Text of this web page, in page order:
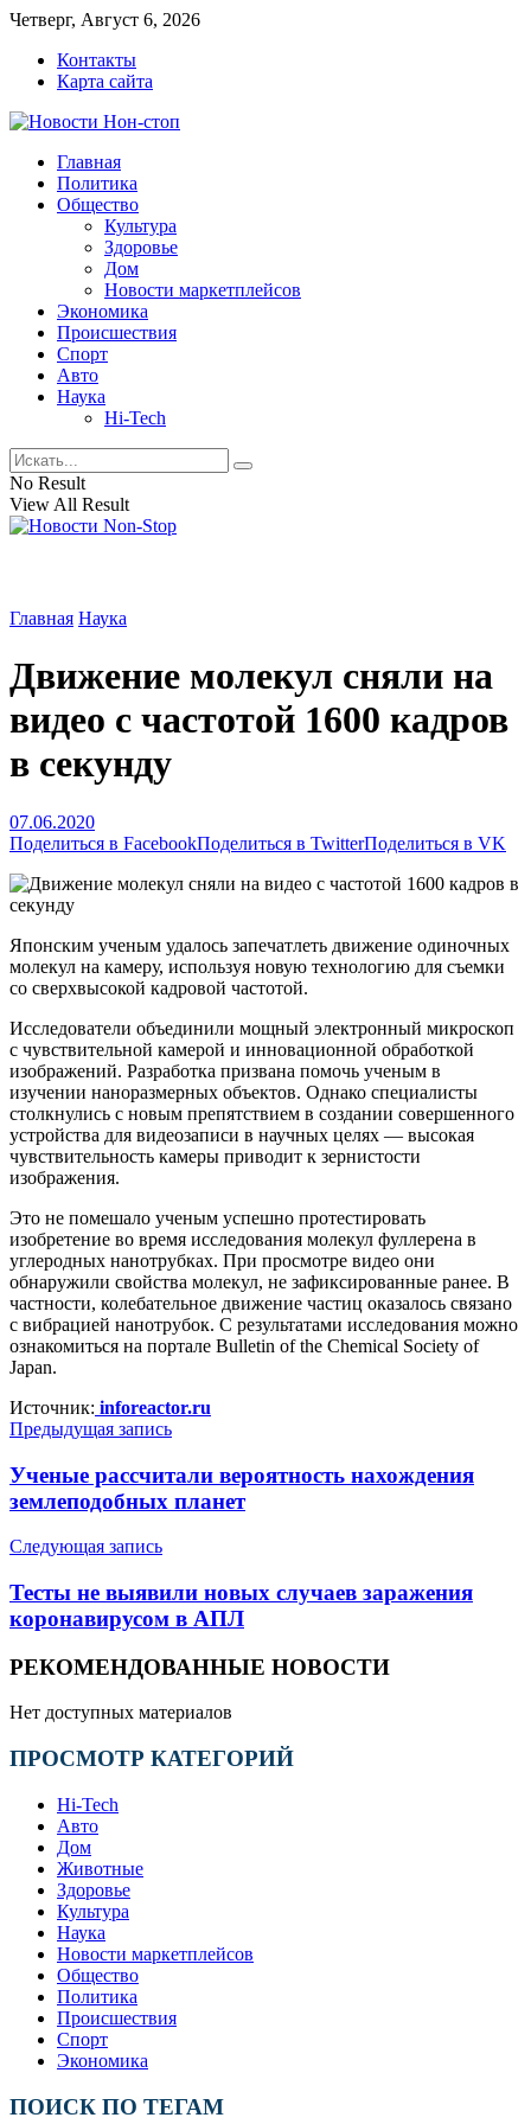
Четверг, Август 6, 2026
Контакты
Карта сайта
Главная
Политика
Общество
Культура
Здоровье
Дом
Новости маркетплейсов
Экономика
Происшествия
Спорт
Авто
Наука
Hi-Tech
No Result
View All Result
Главная Наука
Движение молекул сняли на
видео с частотой 1600 кадров
в секунду
07.06.2020
Поделиться в FacebookПоделиться в TwitterПоделиться в VK
Японским ученым удалось запечатлеть движение одиночных
молекул на камеру, используя новую технологию для съемки
со сверхвысокой кадровой частотой.
Исследователи объединили мощный электронный микроскоп
с чувствительной камерой и инновационной обработкой
изображений. Разработка призвана помочь ученым в
изучении наноразмерных объектов. Однако специалисты
столкнулись с новым препятствием в создании совершенного
устройства для видеозаписи в научных целях — высокая
чувствительность камеры приводит к зернистости
изображения.
Это не помешало ученым успешно протестировать
изобретение во время исследования молекул фуллерена в
углеродных нанотрубках. При просмотре видео они
обнаружили свойства молекул, не зафиксированные ранее. В
частности, колебательное движение частиц оказалось связано
с вибрацией нанотрубок. С результатами исследования можно
ознакомиться на портале Bulletin of the Chemical Society of
Japan.
Источник: inforeactor.ru
Предыдущая запись
Ученые рассчитали вероятность нахождения
землеподобных планет
Следующая запись
Тесты не выявили новых случаев заражения
коронавирусом в АПЛ
РЕКОМЕНДОВАННЫЕ НОВОСТИ
Нет доступных материалов
ПРОСМОТР КАТЕГОРИЙ
Hi-Tech
Авто
Дом
Животные
Здоровье
Культура
Наука
Новости маркетплейсов
Общество
Политика
Происшествия
Спорт
Экономика
ПОИСК ПО ТЕГАМ